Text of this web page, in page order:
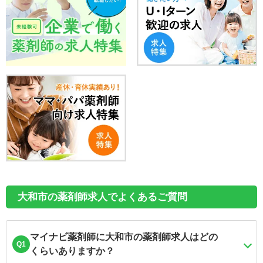
大和市の薬剤師求人でよくあるご質問
Q1
マイナビ薬剤師に大和市の薬剤師求人はどの
くらいありますか？